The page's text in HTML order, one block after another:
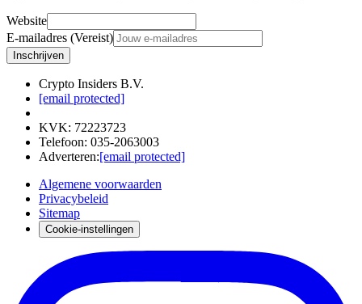
Website
E-mailadres (Vereist)
Inschrijven
Crypto Insiders B.V.
[email protected]
KVK: 72223723
Telefoon: 035-2063003
Adverteren:[email protected]
Algemene voorwaarden
Privacybeleid
Sitemap
Cookie-instellingen